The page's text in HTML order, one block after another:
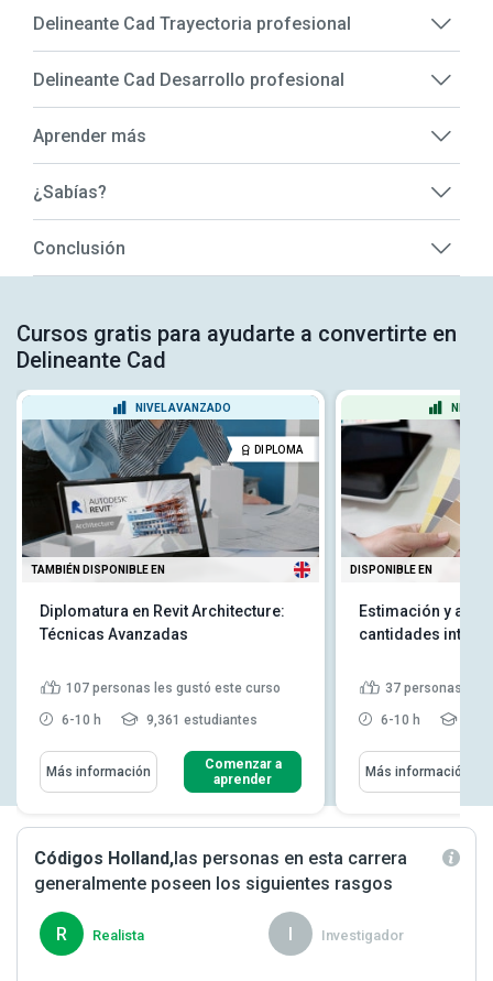
Delineante Cad Trayectoria profesional
Delineante Cad Desarrollo profesional
Aprender más
¿Sabías?
Conclusión
Cursos gratis para ayudarte a convertirte en
Delineante Cad
NIVEL AVANZADO
DIPLOMA
TAMBIÉN DISPONIBLE EN
Diplomatura en Revit Architecture:
Técnicas Avanzadas
107 personas les gustó este curso
6-10 h 9,361 estudiantes
Más información
Comenzar a
aprender
NIVEL
DISPONIBLE EN
Estimación y
cantidades
37 personas les
6-10 h
Más información
Códigos Holland, las personas en esta carrera
generalmente poseen los siguientes rasgos
R Realista Investigador